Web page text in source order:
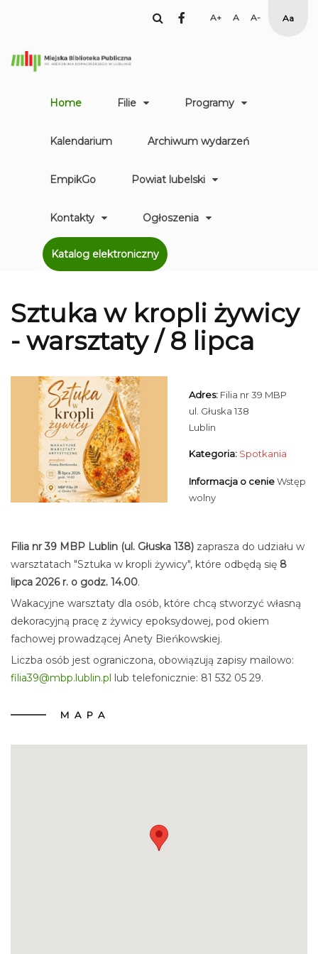
facebook
Set Set
Smaller
High
Home Filie Programy
Kalendarium Archiwum wydarzeń
EmpikGo Powiat lubelski
Kontakty Ogłoszenia
Katalog elektroniczny
Sztuka w kropli żywicy
- warsztaty / 8 lipca
Adres: Filia nr 39 MBP
ul. Głuska 138
Lublin
Kategoria: Spotkania
Informacja o cenieWstęp
wolny
Filia nr 39 MBP Lublin (ul. Głuska 138) zaprasza do udziału w
warsztatach "Sztuka w kropli żywicy", które odbędą się 8
lipca 2026 r. o godz. 14.00.
Wakacyjne warsztaty dla osób, które chcą stworzyć własną
dekoracyjną pracę z żywicy epoksydowej, pod okiem
fachowej prowadzącej Anety Bieńkowskiej.
Liczba osób jest ograniczona, obowiązują zapisy mailowo:
filia39@mbp.lublin.pl lub telefonicznie: 81 532 05 29.
MAPA